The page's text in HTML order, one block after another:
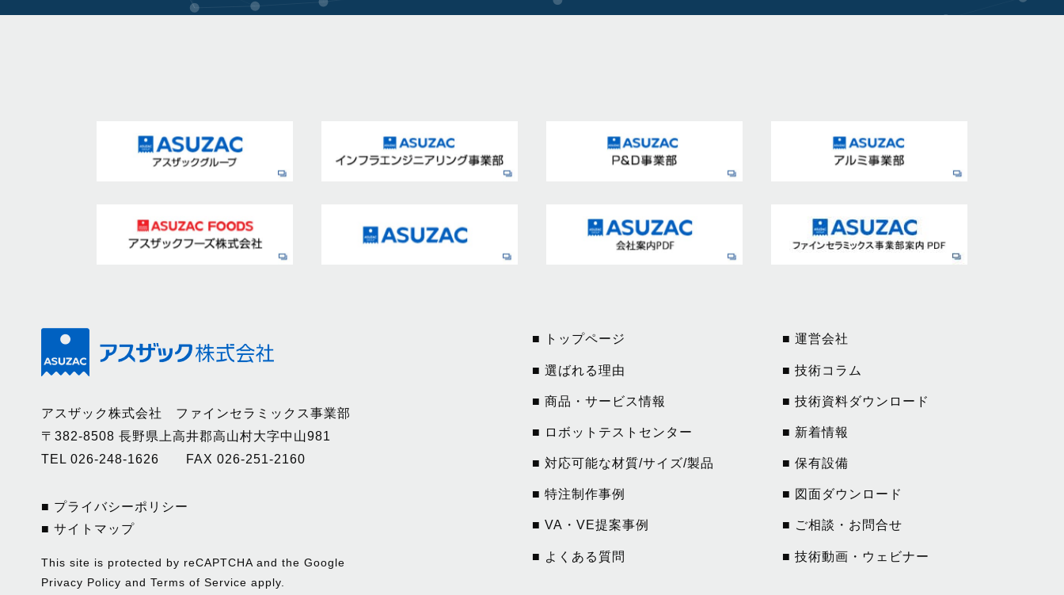
アスザック株式会社 ファインセラミックス事業部
〒382-8508 長野県上高井郡高山村大字中山981
TEL 026-248-1626 FAX 026-251-2160
■ プライバシーポリシー
■ サイトマップ
This site is protected by reCAPTCHA and the Google
Privacy Policy and Terms of Service apply.
■ トップページ
■ 選ばれる理由
■ 商品・サービス情報
■ ロボットテストセンター
■ 対応可能な材質/サイズ/製品
■ 特注制作事例
■ VA・VE提案事例
■ よくある質問
■ 運営会社
■ 技術コラム
■ 技術資料ダウンロード
■ 新着情報
■ 保有設備
■ 図面ダウンロード
■ ご相談・お問合せ
■ 技術動画・ウェビナー